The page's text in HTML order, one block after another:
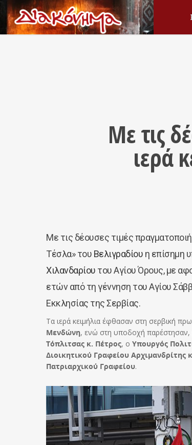
Με τις
ιερά
Με τις δέουσες τιμές
Τέσλα» του Βελιγραδίου η επίσημη
Χιλανδαρίου του Αγίου Όρους, με
ετών από τη γέννηση του Αγίου
Εκκλησίας της Σερβίας.
Τα ιερά κειμήλια έφθασαν στη σερβική
Μενδώνη, ενώ στη υποδοχή παρέστησαν,
Τόπλιτσας κ. Πέτρος, ο Υπουργός
Διοικητικού Γραφείου Αρχιμανδρίτης
Πατριαρχικού Γραφείου.